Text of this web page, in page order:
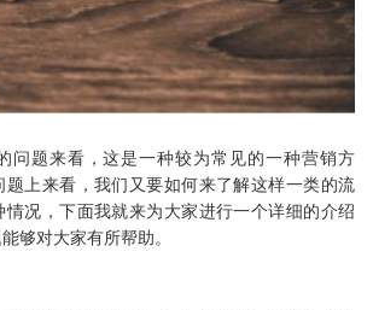
题来看，这是一种较为常见的一种营销方
题上来看，我们又要如何来了解这样一类的流
况，下面我就来为大家进行一个详细的介绍
够对大家有所帮助。